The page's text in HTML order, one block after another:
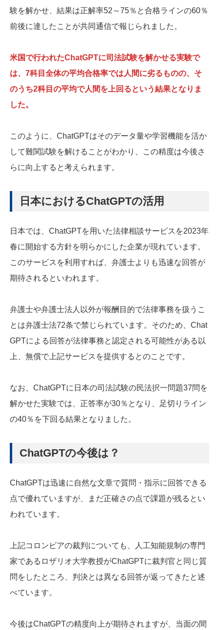
験を解かせ、結果は正解率52～75％と合格ラインの60％
前後に達したことが共同通信で報じられました。
米国で行われたChatGPTに司法試験を解かせる実験で
は、7科目全体の平均合格率では人間に劣るものの、そ
のうち2科目の平均で人間を上回るという結果となりま
した。
このように、ChatGPTはそのデータ量や学習機能を活か
して難関試験を解けることがわかり、この精度は今後さ
らに向上すると考えられます。
日本におけるChatGPTの活用
日本では、ChatGPTを用いた法律相談サービスを2023年
春に開始する方針を明らかにした企業が現れています。
このサービスを利用すれば、弁護士よりも迅速な回答が
期待されるといわれます。
弁護士や弁護士法人以外が報酬目的で法律事務を扱うこ
とは弁護士法72条で禁じられています。そのため、Chat
GPTによる回答が法律事務と認定される可能性がある以
上、無償で上記サービスを提供するとのことです。
なお、ChatGPTに日本の司法試験の民法択一問題37問を
解かせた実験では、正答率が30％となり、足切りライン
の40％を下回る結果となりました。
ChatGPTの今後は？
ChatGPTは迅速に自然な文章で質問・指示に回答できる
点で優れていますが、まだ正確さの点で課題が残るとい
われています。
上記コロンビアの裁判についても、人工知能規制の専門
家であるロザリオ大学教授がChatGPTに裁判官と同じ質
問をしたところ、判決とは異なる回答が返ってきたと述
べています。
今後はChatGPTの精度向上が期待されますが、当面の間